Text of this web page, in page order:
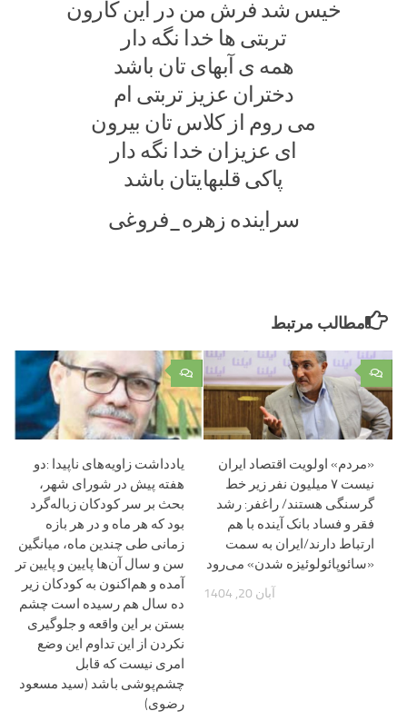
خیس شد فرش من در این کارون
تربتی ها خدا نگه دار
همه ی آبهای تان باشد
دختران عزیز تربتی ام
می روم از کلاس تان بیرون
ای عزیزان خدا نگه دار
پاکی قلبهایتان باشد
سراینده زهره_فروغی
مطالب مرتبط
۰
یادداشت زاویه‌های ناپیدا :دو
هفته پیش در شورای شهر،
بحث بر سر کودکان زباله‌گرد
بود که هر ماه و در هر بازه
زمانی طی چندین ماه، میانگین
سن و سال آن‌ها پایین و پایین تر
آمده و هم‌اکنون به کودکان زیر
ده سال هم رسیده است چشم
بستن بر این واقعه و جلوگیری
نکردن از این تداوم این وضع
امری نیست که قابل
چشم‌پوشی باشد (سید مسعود
رضوی)
۰
«مردم» اولویت اقتصاد ایران
نیست ۷ میلیون نفر زیر خط
گرسنگی هستند/ راغفر: رشد
فقر و فساد بانک آینده با هم
ارتباط دارند/ایران به سمت
«سائوپائولوئیزه شدن» می‌رود
آبان 20, 1404